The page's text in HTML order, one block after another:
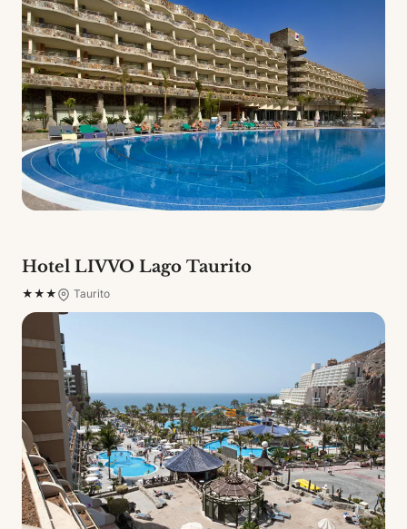
Hotel LIVVO Lago Taurito
★★★ Taurito